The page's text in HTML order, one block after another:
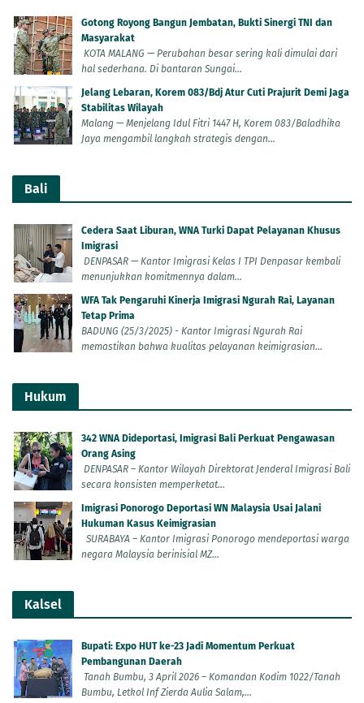
Gotong Royong Bangun Jembatan, Bukti Sinergi TNI dan
Masyarakat
KOTA MALANG — Perubahan besar sering kali dimulai dari
hal sederhana. Di bantaran Sungai...
Jelang Lebaran, Korem 083/Bdj Atur Cuti Prajurit Demi Jaga
Stabilitas Wilayah
Malang — Menjelang Idul Fitri 1447 H, Korem 083/Baladhika
Jaya mengambil langkah strategis dengan...
Bali
Cedera Saat Liburan, WNA Turki Dapat Pelayanan Khusus
Imigrasi
DENPASAR — Kantor Imigrasi Kelas I TPI Denpasar kembali
menunjukkan komitmennya dalam...
WFA Tak Pengaruhi Kinerja Imigrasi Ngurah Rai, Layanan
Tetap Prima
BADUNG (25/3/2025) - Kantor Imigrasi Ngurah Rai
memastikan bahwa kualitas pelayanan keimigrasian...
Hukum
342 WNA Dideportasi, Imigrasi Bali Perkuat Pengawasan
Orang Asing
DENPASAR – Kantor Wilayah Direktorat Jenderal Imigrasi Bali
secara konsisten memperketat...
Imigrasi Ponorogo Deportasi WN Malaysia Usai Jalani
Hukuman Kasus Keimigrasian
SURABAYA – Kantor Imigrasi Ponorogo mendeportasi warga
negara Malaysia berinisial MZ...
Kalsel
Bupati: Expo HUT ke-23 Jadi Momentum Perkuat
Pembangunan Daerah
Tanah Bumbu, 3 April 2026 – Komandan Kodim 1022/Tanah
Bumbu, Letkol Inf Zierda Aulia Salam,...